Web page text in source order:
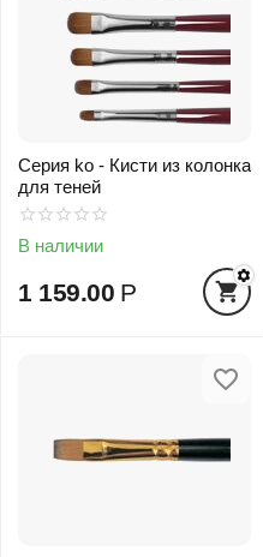
Серия ko - Кисти из колонка
для теней
В наличии
1 159.00 Р